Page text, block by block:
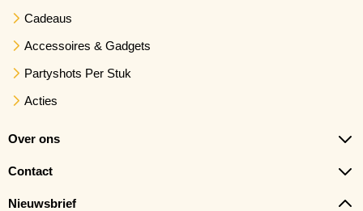
Cadeaus
Accessoires & Gadgets
Partyshots Per Stuk
Acties
Over ons
Contact
Nieuwsbrief